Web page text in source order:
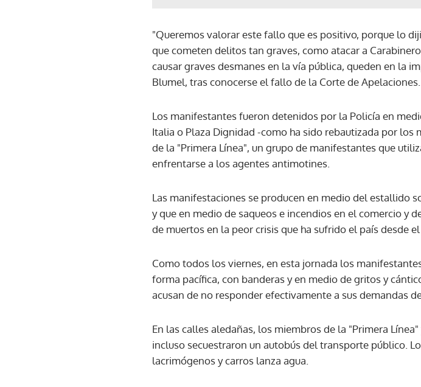
Gracias por
"Queremos valorar este fallo que es positivo, porque lo
que cometen delitos tan graves, como atacar a
causar graves desmanes en la vía pública, queden en la
Blumel, tras conocerse el fallo de la Corte de Apelaciones.
Los manifestantes fueron detenidos por la Policía en
Italia o Plaza Dignidad -como ha sido rebautizada por
de la "Primera Línea", un grupo de manifestantes que
enfrentarse a los agentes antimotines.
Las manifestaciones se producen en medio del estallido
y que en medio de saqueos e incendios en el comercio y
de muertos en la peor crisis que ha sufrido el país desde
Como todos los viernes, en esta jornada los
forma pacífica, con banderas y en medio de gritos y
acusan de no responder efectivamente a sus demandas
En las calles aledañas, los miembros de la "Primera
incluso secuestraron un autobús del transporte público.
lacrimógenos y carros lanza agua.